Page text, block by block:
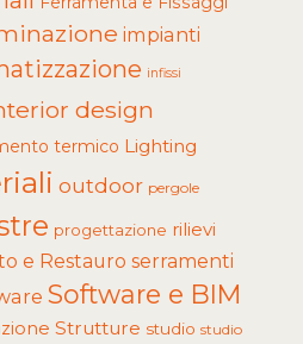
impianti
infissi
design
termico Lighting
outdoor pergole
progettazione rilievi
e Restauro serramenti
Software e BIM
Strutture studio studio